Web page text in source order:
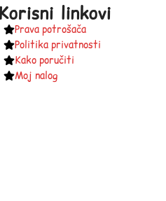
Korisni linkovi
Prava potrošača
Politika privatnosti
Kako poručiti
Moj nalog